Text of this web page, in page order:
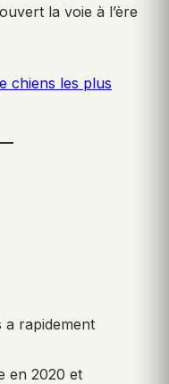
la voie à l’ère
chiens les plus
a rapidement
en 2020 et